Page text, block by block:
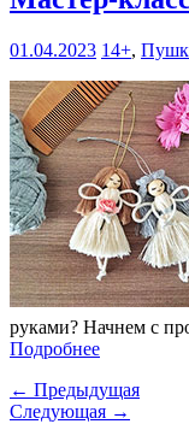
01.04.2023 14+,
руками? Начнем с
Подробнее
← Предыдущая
Следующая →